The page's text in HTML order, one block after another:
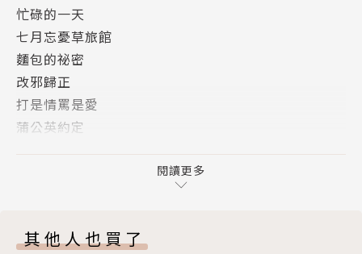
《張曼娟讀奧‧亨利》
《張曼娟讀契訶夫》
《張曼娟讀芥川龍之介》
忙碌的一天
七月忘憂草旅館
麵包的祕密
改邪歸正
打是情罵是愛
蒲公英約定
閱讀更多
其他人也買了